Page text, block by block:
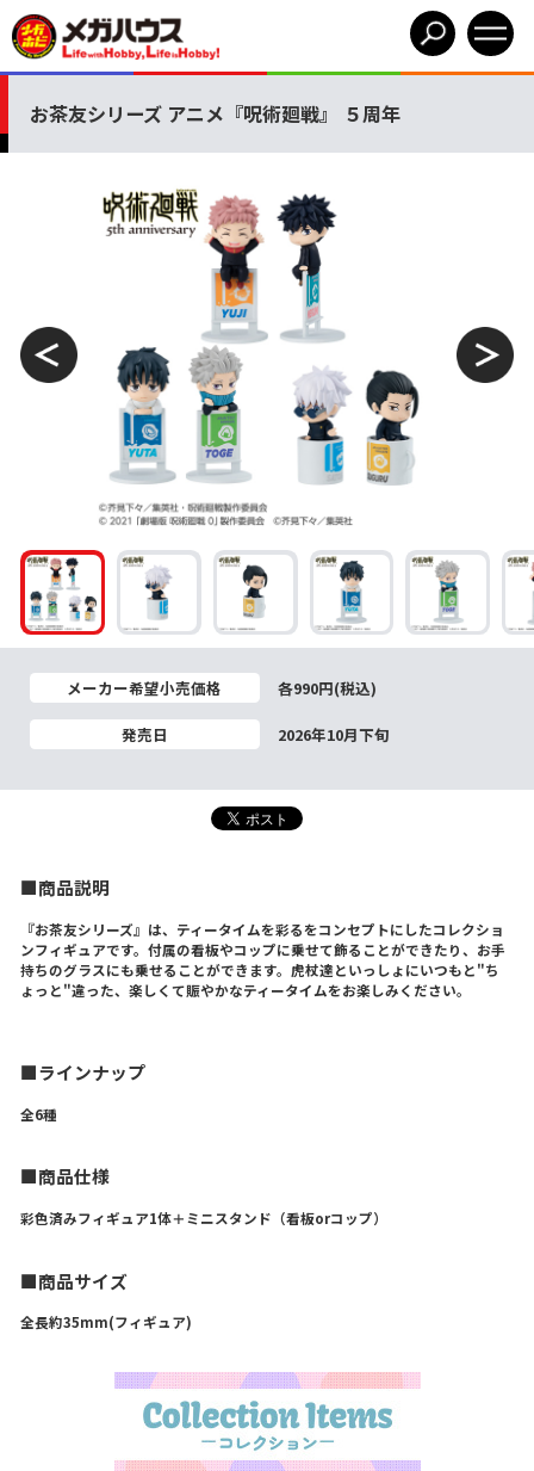
お茶友シリーズ アニメ『呪術廻戦』 ５周年
メーカー希望小売価格 各990円(税込)
発売日 2026年10月下旬
■商品説明
『お茶友シリーズ』は、ティータイムを彩るをコンセプトにしたコレクショ
ンフィギュアです。付属の看板やコップに乗せて飾ることができたり、お手
持ちのグラスにも乗せることができます。虎杖達といっしょにいつもと"ち
ょっと"違った、楽しくて賑やかなティータイムをお楽しみください。
■ラインナップ
全6種
■商品仕様
彩色済みフィギュア1体＋ミニスタンド（看板orコップ）
■商品サイズ
全長約35mm(フィギュア)